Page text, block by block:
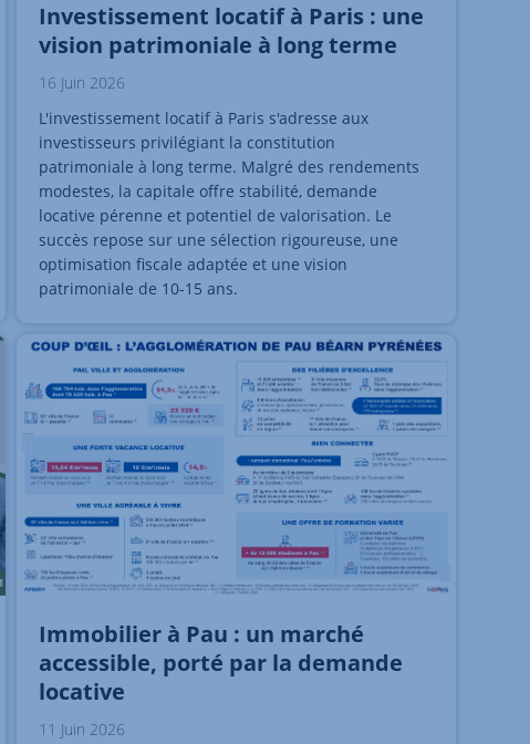
Investissement locatif à Paris : une
vision patrimoniale à long terme
16 Juin 2026
L'investissement locatif à Paris s'adresse aux
investisseurs privilégiant la constitution
patrimoniale à long terme. Malgré des rendements
modestes, la capitale offre stabilité, demande
locative pérenne et potentiel de valorisation. Le
succès repose sur une sélection rigoureuse, une
optimisation fiscale adaptée et une vision
patrimoniale de 10-15 ans.
Immobilier à Pau : un marché
accessible, porté par la demande
locative
11 Juin 2026